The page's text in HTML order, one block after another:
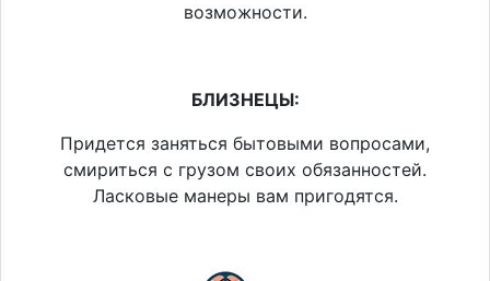
возможности.
БЛИЗНЕЦЫ:
Придется заняться бытовыми вопросами,
смириться с грузом своих обязанностей.
Ласковые манеры вам пригодятся.